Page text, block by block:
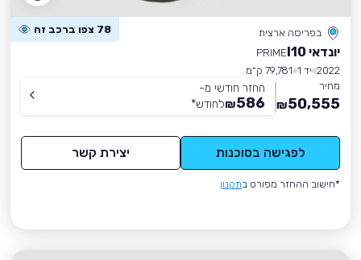
בפריסה ארצית 78 צפו ברכב זה
יונדאי I10
PRIME
2022 יד 1
79,781 ק״מ
מחיר
50,555
₪
החזר חודשי מ-
586
₪לחודש*
לפגישה בסוכנות יצירת קשר
*חישוב ההחזר מפורט בתקנון